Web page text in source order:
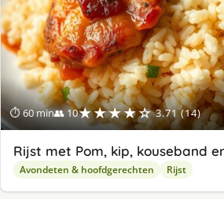
⏱ 60 min👥 10★★★★☆ 3.71 (14)
Rijst met Pom, kip, kouseband
Avondeten & hoofdgerechten Rijst